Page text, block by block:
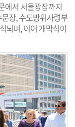
에서 서울광장까지
장, 수도방위사령부
되며, 이어 개막식이